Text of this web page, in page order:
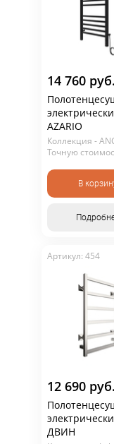
Гарантийное
Бесплатное
на нашем складе
Бесплатная
14 760 руб.
AZARIO
Коллекция -
Точную
консультанта. Не
является
офертой.
В
Артикул: 454
12 690 руб.
ДВИН